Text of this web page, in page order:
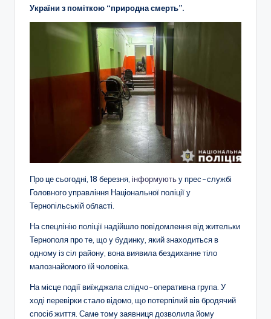
України з поміткою “природна смерть”.
Про це сьогодні, 18 березня, інформуютьу прес-службі
Головного управління Національної поліції у
Тернопільській області.
На спецлінію поліції надійшло повідомлення від жительки
Тернополя про те, що у будинку, який знаходиться в
одному із сіл району, вона виявила бездиханне тіло
малознайомого їй чоловіка.
На місце події виїжджала слідчо-оперативна група. У
ході перевірки стало відомо, що потерпілий вів бродячий
спосіб життя. Саме тому заявниця дозволила йому